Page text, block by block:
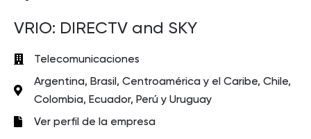
VRIO: DIRECTV and SKY
Telecomunicaciones
Argentina, Brasil, Centroamérica y el Caribe, Chile,
Colombia, Ecuador, Perú y Uruguay
Ver perfil de la empresa